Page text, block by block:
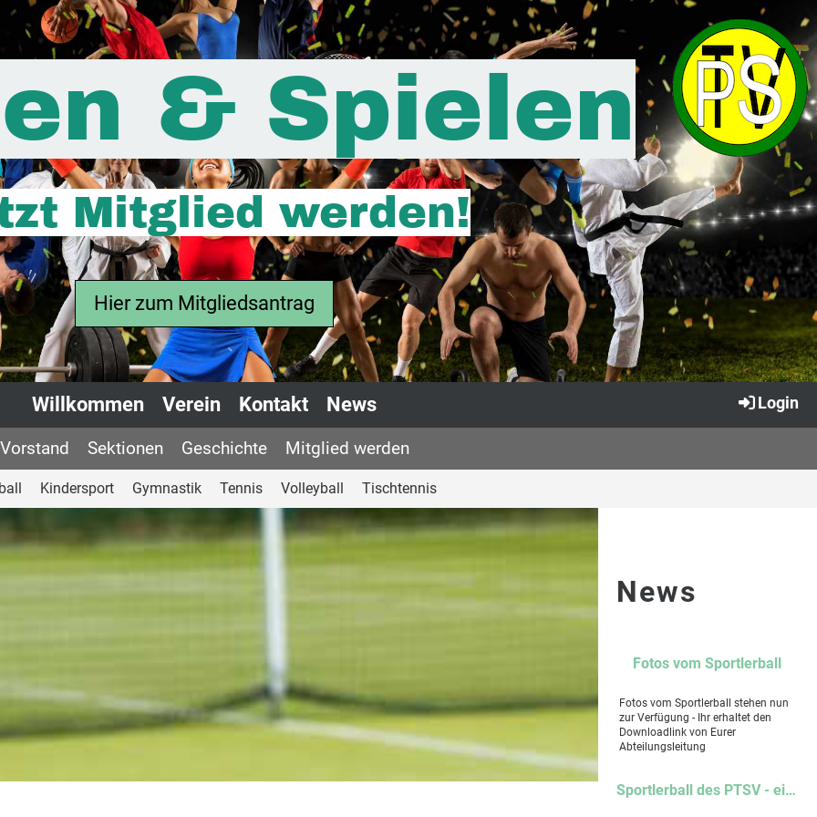
& Spielen
Mitglied werden!
Hier zum Mitgliedsantrag
Willkommen Verein Kontakt News Login
Vorstand Sektionen Geschichte Mitglied werden
Kindersport Gymnastik Tennis Volleyball Tischtennis
News
Fotos vom Sportlerball
Fotos vom Sportlerball stehen nun
zur Verfügung - Ihr erhaltet den
Downloadlink von Eurer
Abteilungsleitung
Sportlerball des PTSV - ein Abend voller Musik, Gemeinschaft und unvergesslicher Momente